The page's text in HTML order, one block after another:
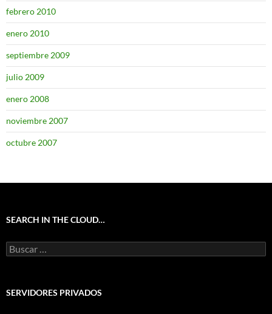
febrero 2010
enero 2010
septiembre 2009
julio 2009
enero 2008
noviembre 2007
octubre 2007
SEARCH IN THE CLOUD…
Buscar:
SERVIDORES PRIVADOS